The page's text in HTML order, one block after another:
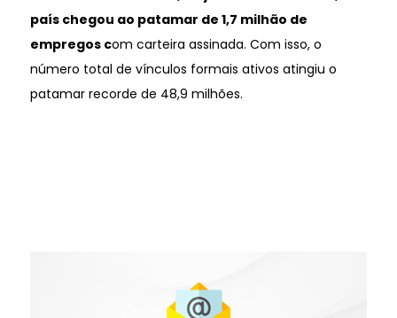
país chegou ao patamar de 1,7 milhão de
empregos com carteira assinada. Com isso, o
número total de vínculos formais ativos atingiu o
patamar recorde de 48,9 milhões.